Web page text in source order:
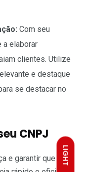
LIGHT
Com seu
a elaborar
clientes. Utilize
e destaque
se destacar no
CNPJ
e garantir que o